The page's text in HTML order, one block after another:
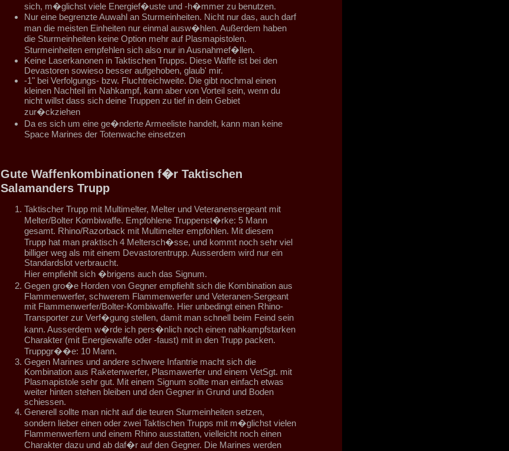
sich, m�glichst viele Energief�uste und -h�mmer zu benutzen.
Nur eine begrenzte Auwahl an Sturmeinheiten. Nicht nur das, auch darf
man die meisten Einheiten nur einmal ausw�hlen. Außerdem haben
die Sturmeinheiten keine Option mehr auf Plasmapistolen.
Sturmeinheiten empfehlen sich also nur in Ausnahmef�llen.
Keine Laserkanonen in Taktischen Trupps. Diese Waffe ist bei den
Devastoren sowieso besser aufgehoben, glaub' mir.
-1" bei Verfolgungs- bzw. Fluchtreichweite. Die gibt nochmal einen
kleinen Nachteil im Nahkampf, kann aber von Vorteil sein, wenn du
nicht willst dass sich deine Truppen zu tief in dein Gebiet
zur�ckziehen
Da es sich um eine ge�nderte Armeeliste handelt, kann man keine
Space Marines der Totenwache einsetzen
Gute Waffenkombinationen f�r Taktischen
Salamanders Trupp
Taktischer Trupp mit Multimelter, Melter und Veteranensergeant mit
Melter/Bolter Kombiwaffe. Empfohlene Truppenst�rke: 5 Mann
gesamt. Rhino/Razorback mit Multimelter empfohlen. Mit diesem
Trupp hat man praktisch 4 Meltersch�sse, und kommt noch sehr viel
billiger weg als mit einem Devastorentrupp. Ausserdem wird nur ein
Standardslot verbraucht.
Hier empfiehlt sich �brigens auch das Signum.
Gegen gro�e Horden von Gegner empfiehlt sich die Kombination aus
Flammenwerfer, schwerem Flammenwerfer und Veteranen-Sergeant
mit Flammenwerfer/Bolter-Kombiwaffe. Hier unbedingt einen Rhino-
Transporter zur Verf�gung stellen, damit man schnell beim Feind sein
kann. Ausserdem w�rde ich pers�nlich noch einen nahkampfstarken
Charakter (mit Energiewaffe oder -faust) mit in den Trupp packen.
Truppgr��e: 10 Mann.
Gegen Marines und andere schwere Infantrie macht sich die
Kombination aus Raketenwerfer, Plasmawerfer und einem VetSgt. mit
Plasmapistole sehr gut. Mit einem Signum sollte man einfach etwas
weiter hinten stehen bleiben und den Gegner in Grund und Boden
schiessen.
Generell sollte man nicht auf die teuren Sturmeinheiten setzen,
sondern lieber einen oder zwei Taktischen Trupps mit m�glichst vielen
Flammenwerfern und einem Rhino ausstatten, vielleicht noch einen
Charakter dazu und ab daf�r auf den Gegner. Die Marines werden